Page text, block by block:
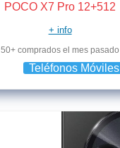
POCO X7 Pro 12+512
+ info
50+ comprados el mes pasado
Teléfonos Móviles